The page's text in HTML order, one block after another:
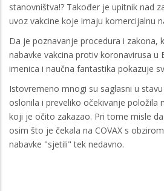
stanovništva!? Također je upitnik nad
uvoz vakcine koje imaju komercijalnu
Da je poznavanje procedura i zakona,
nabavke vakcina protiv koronavirusa u
imenica i naučna fantastika pokazuje
Istovremeno mnogi su saglasni u
oslonila i preveliko očekivanje položila
koji je očito zakazao. Pri tome misle
osim što je čekala na COVAX s
nabavke "sjetili" tek nedavno.